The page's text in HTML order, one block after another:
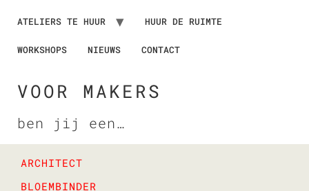
ATELIERS TE HUUR HUUR DE RUIMTE
WORKSHOPS NIEUWS CONTACT
VOOR MAKERS
ben jij een…
ARCHITECT
BLOEMBINDER